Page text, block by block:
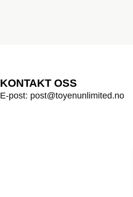
KONTAKT OSS
E-post: post@toyenunlimited.no